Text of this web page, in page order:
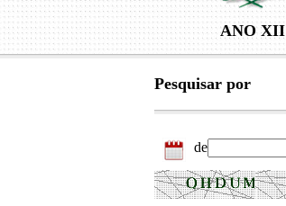
ANO XII
Pesquisar por
de